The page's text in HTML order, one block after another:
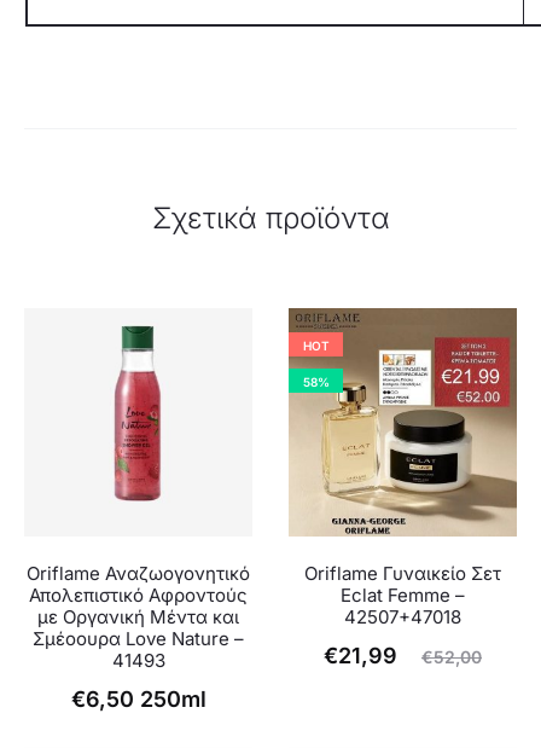
Σχετικά προϊόντα
Oriflame Αναζωογονητικό
Απολεπιστικό Αφροντούς
με Οργανική Μέντα και
Σμέοουρα Love Nature –
41493
€6,50 250ml
HOT
58%
Oriflame Γυναικείο Σετ
Eclat Femme –
42507+47018
€52,00
Original
€21,99
Η